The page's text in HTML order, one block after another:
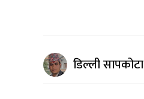
डिल्ली सापकोटा